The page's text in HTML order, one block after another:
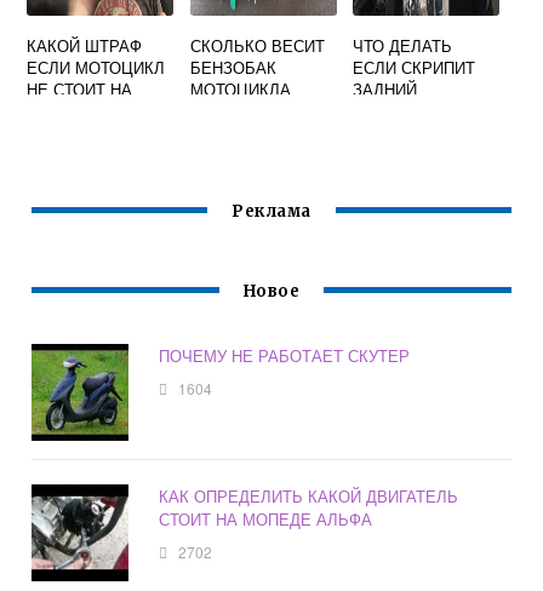
КАКОЙ ШТРАФ
ЕСЛИ МОТОЦИКЛ
НЕ СТОИТ НА
СКОЛЬКО ВЕСИТ
БЕНЗОБАК
МОТОЦИКЛА
ЧТО ДЕЛАТЬ
ЕСЛИ СКРИПИТ
ЗАДНИЙ
Реклама
Новое
ПОЧЕМУ НЕ РАБОТАЕТ СКУТЕР
1604
КАК ОПРЕДЕЛИТЬ КАКОЙ ДВИГАТЕЛЬ
СТОИТ НА МОПЕДЕ АЛЬФА
2702